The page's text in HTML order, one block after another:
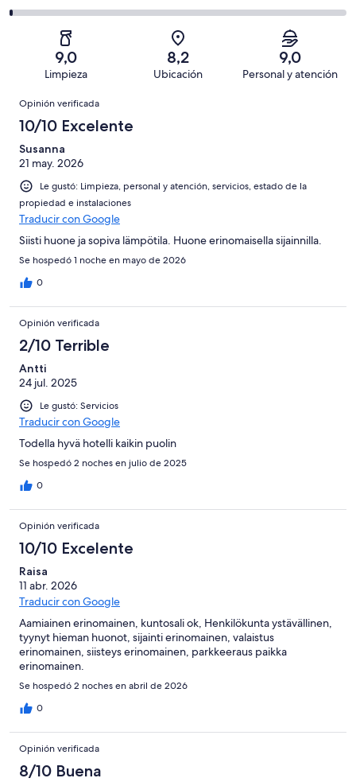
opiniones
opiniones
59
opiniones
-
2
640
9,0
Limpieza
8,2
Ubicación
9,0
Personal y atención
Opiniones
Opinión verificada
10/10 Excelente
Susanna
21 may. 2026
Le gustó: Limpieza, personal y atención, servicios, estado de la
propiedad e instalaciones
Traducir con Google
Siisti huone ja sopiva lämpötila. Huone erinomaisella sijainnilla.
Se hospedó 1 noche en mayo de 2026
0
Opinión verificada
2/10 Terrible
Antti
24 jul. 2025
Le gustó: Servicios
Traducir con Google
Todella hyvä hotelli kaikin puolin
Se hospedó 2 noches en julio de 2025
0
Opinión verificada
10/10 Excelente
Raisa
11 abr. 2026
Traducir con Google
Aamiainen erinomainen, kuntosali ok, Henkilökunta ystävällinen,
tyynyt hieman huonot, sijainti erinomainen, valaistus
erinomainen, siisteys erinomainen, parkkeeraus paikka
erinomainen.
Se hospedó 2 noches en abril de 2026
0
Opinión verificada
8/10 Buena